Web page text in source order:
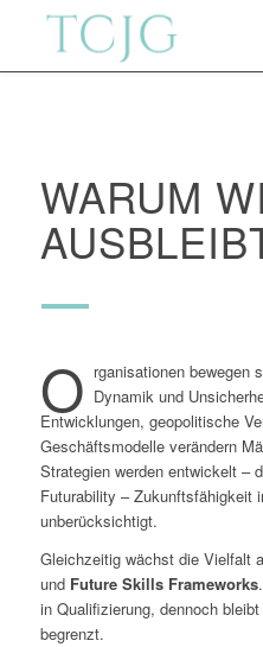
WARUM
O rganisationen bewegen
Dynamik und
Entwicklungen, geopolitische
Geschäftsmodelle verändern
Strategien werden entwickelt –
Futurability – Zukunftsfähigkeit
unberücksichtigt.
Gleichzeitig wächst die Vielfalt
und Future Skills Frameworks
in Qualifizierung, dennoch
begrenzt.